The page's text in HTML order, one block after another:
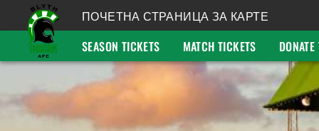
ПОЧЕТНА СТРАНИЦА ЗА КАРТЕ
SEASON TICKETS
MATCH TICKETS